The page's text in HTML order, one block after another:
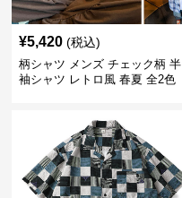
¥5,420 (税込)
柄シャツ メンズ チェック柄 半
袖シャツ レトロ風 春夏 全2色